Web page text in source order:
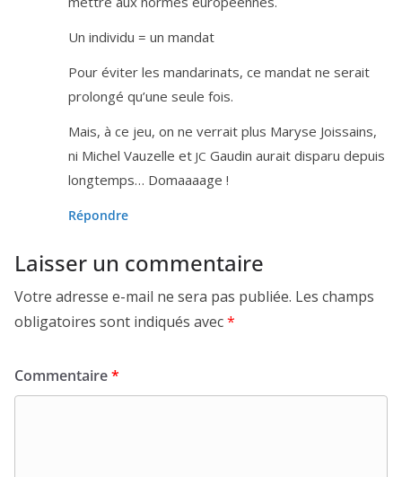
Un indi­vi­du = un mandat
Pour évi­ter les man­da­ri­nats, ce man­dat ne serait
pro­lon­gé qu’une seule fois.
Mais, à ce jeu, on ne ver­rait plus Maryse Joissains,
ni Michel Vauzelle et JC Gaudin aurait dis­pa­ru depuis
long­temps… Domaaaage !
Répondre
Laisser un commentaire
Votre adresse e-mail ne sera pas publiée. Les champs
obligatoires sont indiqués avec*
Commentaire*